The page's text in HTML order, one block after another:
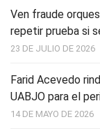
Ven fraude
repetir prueba si
23 DE JULIO DE 2026
Farid Acevedo
UABJO para el
14 DE MAYO DE 2026